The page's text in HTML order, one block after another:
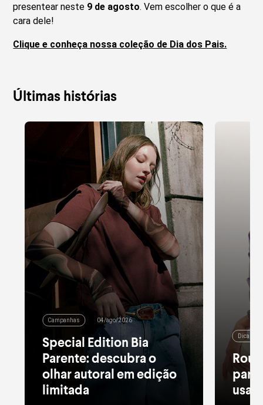
presentear neste 9 de agosto. Vem escolher o que é a
cara dele!
Clique e conheça nossa coleção de Dia dos Pais.
Últimas histórias
Campanhas 04/ago/2026
Special Edition Bia
Parente: descubra o
olhar autoral em edição
limitada
Dicas de
para
usar